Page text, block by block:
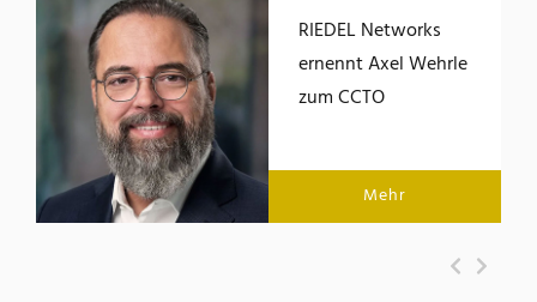
RIEDEL Networks
ernennt Axel Wehrle
zum CCTO
Mehr